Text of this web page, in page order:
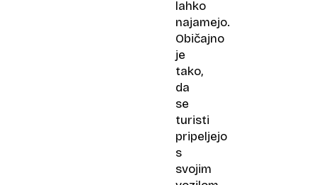
lahko
najamejo.
Običajno
je
tako,
da
se
turisti
pripeljejo
s
svojim